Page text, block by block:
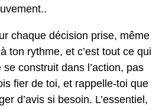
chaque décision prise, même
ton rythme, et c’est tout ce qui
construit dans l’action, pas
fier de toi, et rappelle-toi que
d’avis si besoin. L’essentiel,